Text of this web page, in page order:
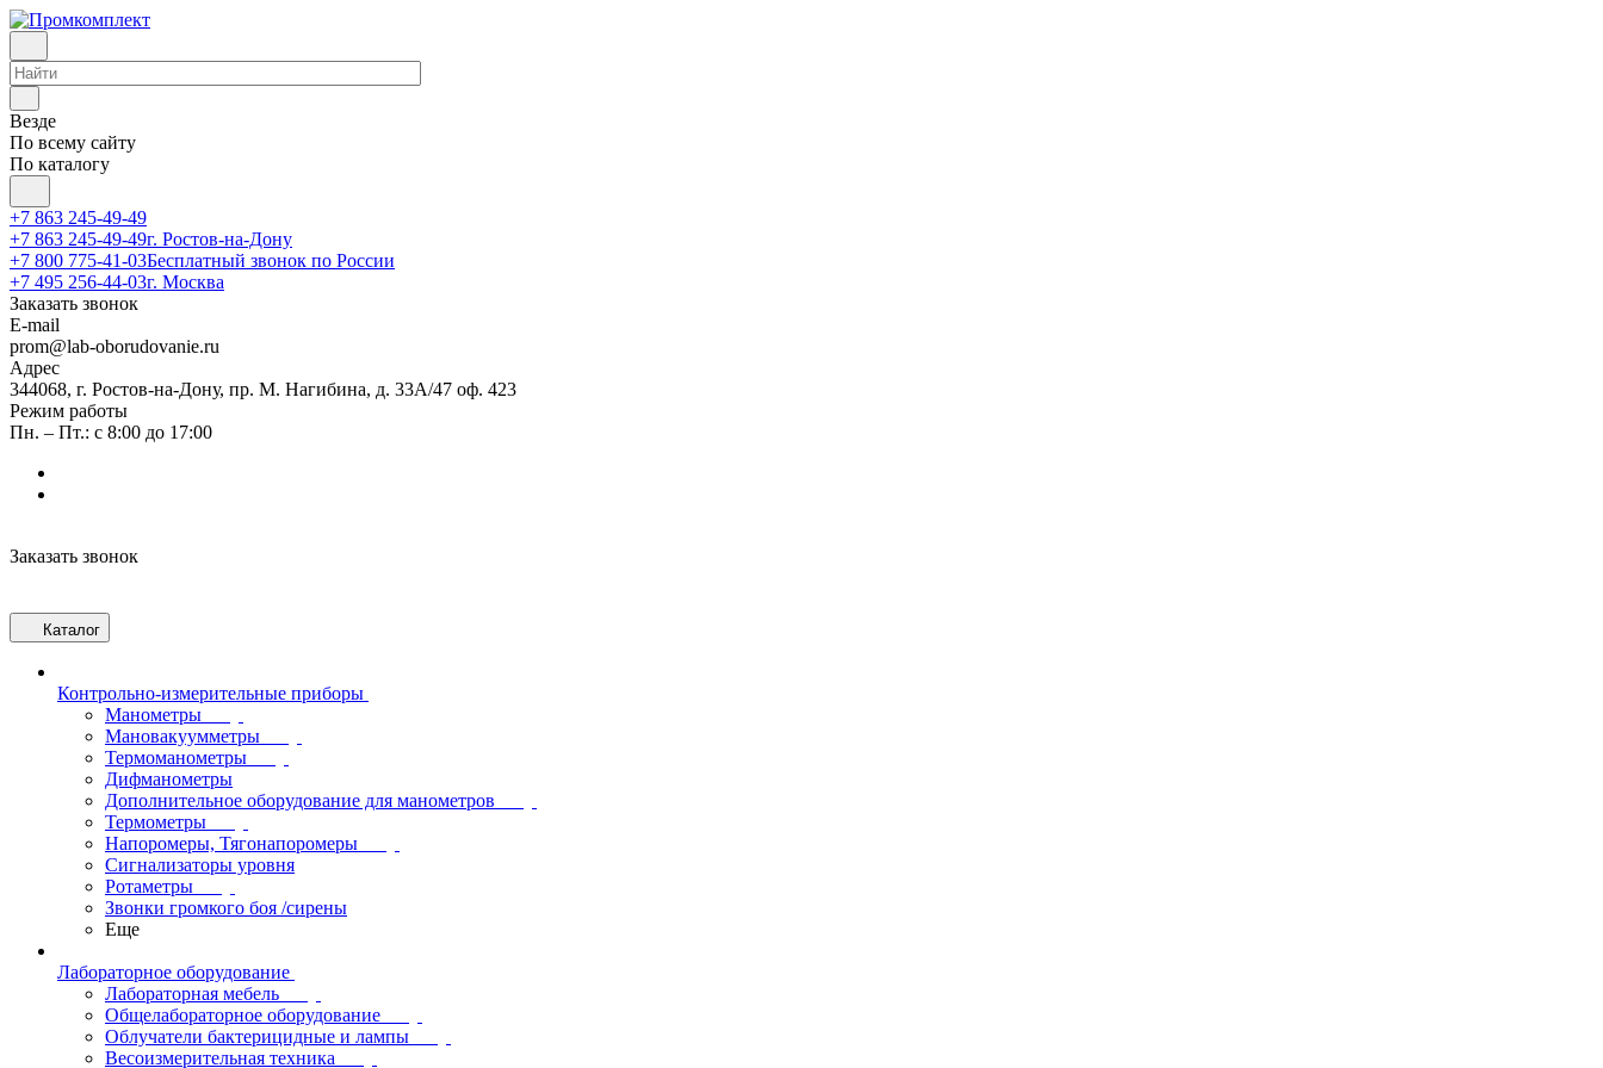
Везде
По всему сайту
По каталогу
+7 863 245-49-49
+7 863 245-49-49г. Ростов-на-Дону
+7 800 775-41-03Бесплатный звонок по России
+7 495 256-44-03г. Москва
Заказать звонок
E-mail
prom@lab-oborudovanie.ru
Адрес
344068, г. Ростов-на-Дону, пр. М. Нагибина, д. 33А/47 оф. 423
Режим работы
Пн. – Пт.: с 8:00 до 17:00
Заказать звонок
Каталог
Контрольно-измерительные приборы
Манометры
Мановакуумметры
Термоманометры
Дифманометры
Дополнительное оборудование для манометров
Термометры
Напоромеры, Тягонапоромеры
Сигнализаторы уровня
Ротаметры
Звонки громкого боя /сирены
Еще
Лабораторное оборудование
Лабораторная мебель
Общелабораторное оборудование
Облучатели бактерицидные и лампы
Весоизмерительная техника